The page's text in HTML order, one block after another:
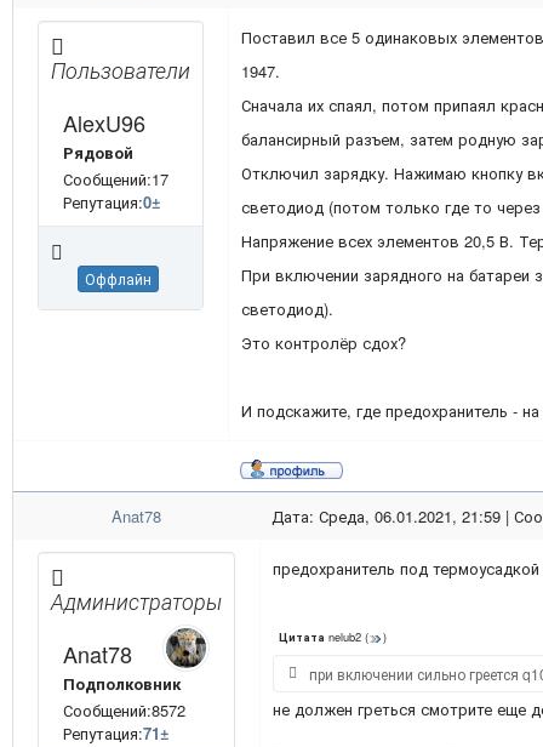
Пользователи
AlexU96
Рядовой
Сообщений:17
Репутация:0±
Оффлайн
Поставил все 5 одинаковых
1947.
Сначала их спаял, потом припаял
балансирный разъем, затем родную
Отключил зарядку. Нажимаю кнопку
светодиод (потом только где то
Напряжение всех элементов 20,5 В.
При включении зарядного на батареи
светодиод).
Это контролёр сдох?
И подскажите, где предохранитель -
Anat78 Дата: Среда, 06.01.2021, 21:59 |
Администраторы
Anat78
Подполковник
Сообщений:8572
Репутация:71±
предохранитель под
Цитата nelub2 ( )
при включении сильно греется
не должен греться смотрите еще